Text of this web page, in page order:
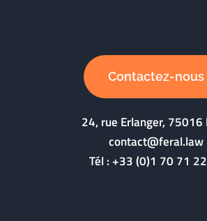
Contactez-nous
24, rue Erlanger, 75016
contact@feral.law
Tél :+33 (0)1 70 71